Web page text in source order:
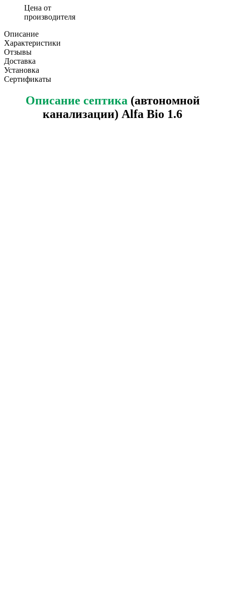
Цена от
производителя
Описание
Характеристики
Отзывы
Доставка
Установка
Сертификаты
Описание септика (автономной
канализации) Alfa Bio 1.6